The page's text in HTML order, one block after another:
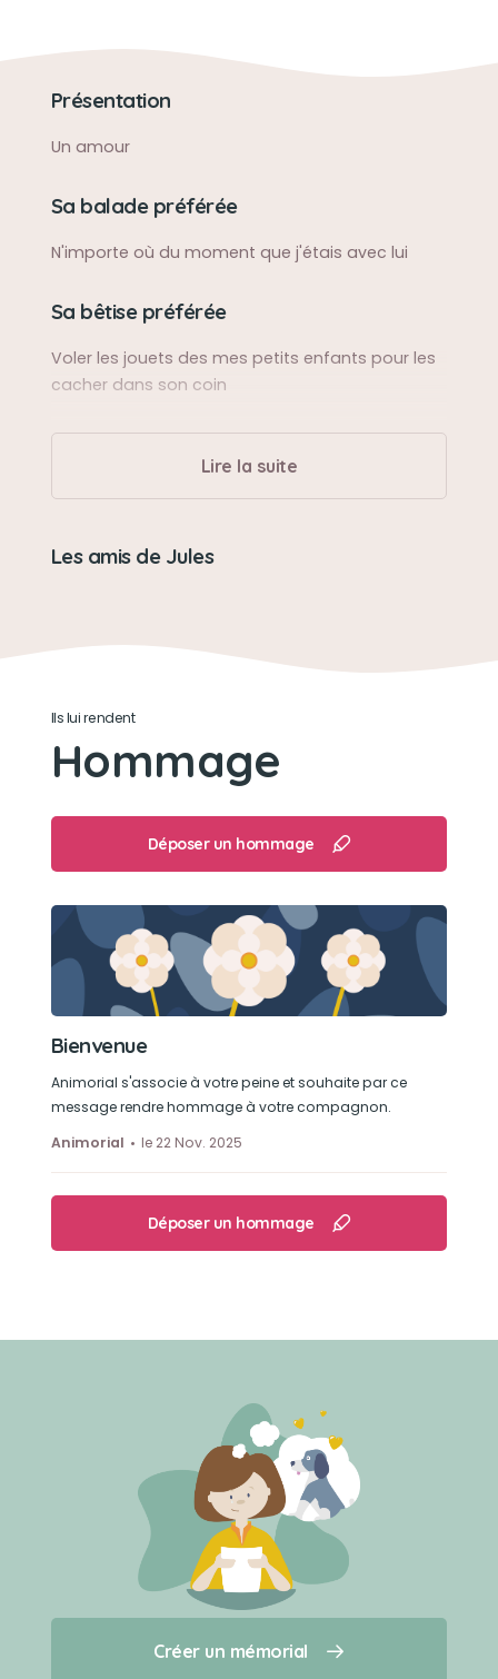
Créer un mémorial
Qui sommes-nous ?
Présentation
Un amour
Sa balade préférée
N'importe où du moment que j'étais avec lui
Sa bêtise préférée
Voler les jouets des mes petits enfants pour les
cacher dans son coin
Son caractère
Docile, très agréable
Son jouet préféré
Son loisir préféré
son.doudou dans la geule
Lire la suite
Les amis de Jules
Ils lui rendent
Hommage
Déposer un hommage
Bienvenue
Animorial s'associe à votre peine et souhaite par ce
message rendre hommage à votre compagnon.
Animorial
le 22 Nov. 2025
Déposer un hommage
Créer un mémorial